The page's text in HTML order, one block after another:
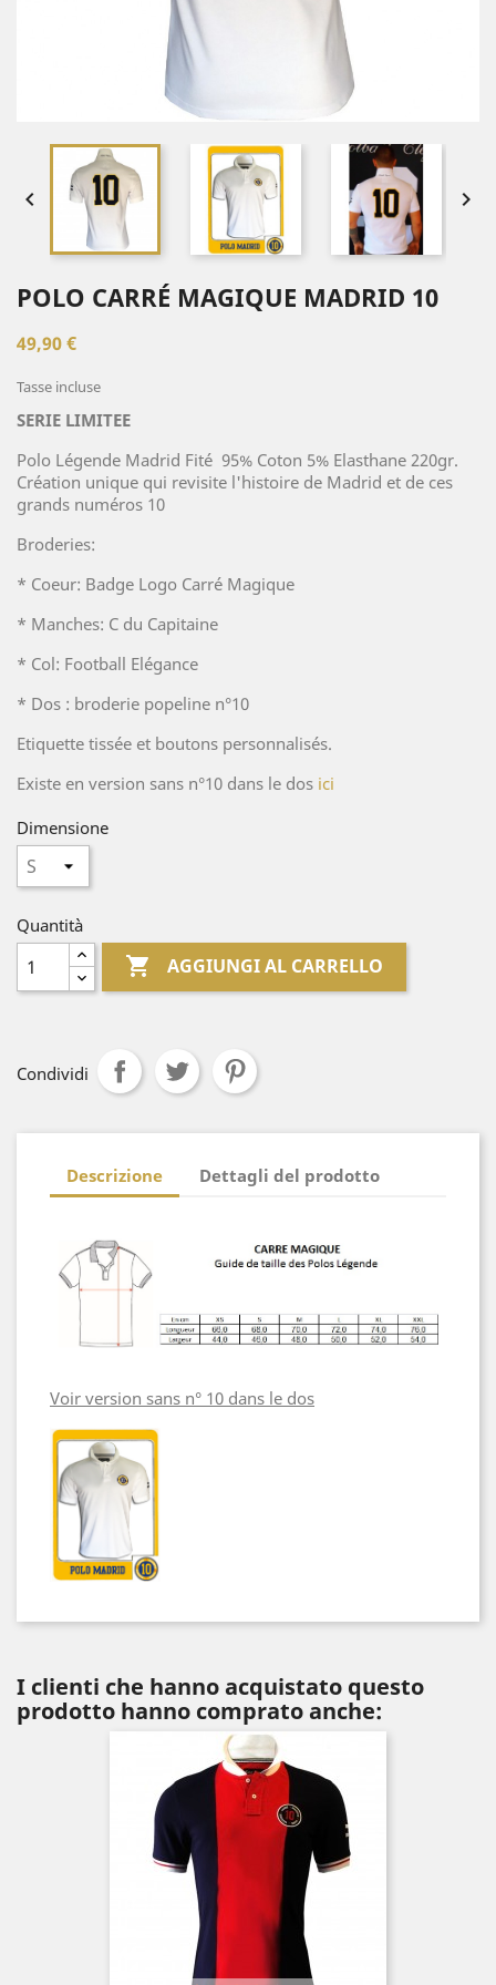
 
POLO CARRÉ MAGIQUE MADRID 10
49,90 €
Tasse incluse
SERIE LIMITEE
Polo Légende Madrid Fité 95% Coton 5% Elasthane 220gr.
Création unique qui revisite l'histoire de Madrid et de ces
grands numéros 10
Broderies:
* Coeur: Badge Logo Carré Magique
* Manches: C du Capitaine
* Col: Football Elégance
* Dos : broderie popeline n°10
Etiquette tissée et boutons personnalisés.
Existe en version sans n°10 dans le dos ici
Dimensione
Quantità
 AGGIUNGI AL CARRELLO
Condividi
Descrizione Dettagli del prodotto
Voir version sans n° 10 dans le dos
I clienti che hanno acquistato questo
prodotto hanno comprato anche: